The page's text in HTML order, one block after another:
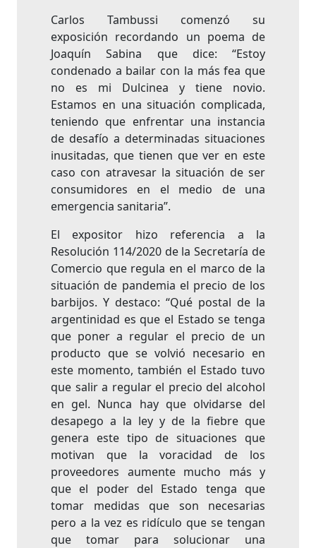
Carlos Tambussi comenzó su
exposición recordando un poema de
Joaquín Sabina que dice: “Estoy
condenado a bailar con la más fea que
no es mi Dulcinea y tiene novio.
Estamos en una situación complicada,
teniendo que enfrentar una instancia
de desafío a determinadas situaciones
inusitadas, que tienen que ver en este
caso con atravesar la situación de ser
consumidores en el medio de una
emergencia sanitaria”.
El expositor hizo referencia a la
Resolución 114/2020 de la Secretaría de
Comercio que regula en el marco de la
situación de pandemia el precio de los
barbijos. Y destaco: “Qué postal de la
argentinidad es que el Estado se tenga
que poner a regular el precio de un
producto que se volvió necesario en
este momento, también el Estado tuvo
que salir a regular el precio del alcohol
en gel. Nunca hay que olvidarse del
desapego a la ley y de la fiebre que
genera este tipo de situaciones que
motivan que la voracidad de los
proveedores aumente mucho más y
que el poder del Estado tenga que
tomar medidas que son necesarias
pero a la vez es ridículo que se tengan
que tomar para solucionar una